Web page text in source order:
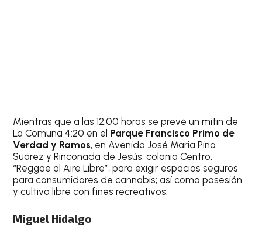
Mientras que a las 12:00 horas se prevé un mitin de
La Comuna 4:20 en el Parque Francisco Primo de
Verdad y Ramos, en Avenida José Maria Pino
Suárez y Rinconada de Jesús, colonia Centro,
“Reggae al Aire Libre”, para exigir espacios seguros
para consumidores de cannabis; así como posesión
y cultivo libre con fines recreativos.
Miguel Hidalgo